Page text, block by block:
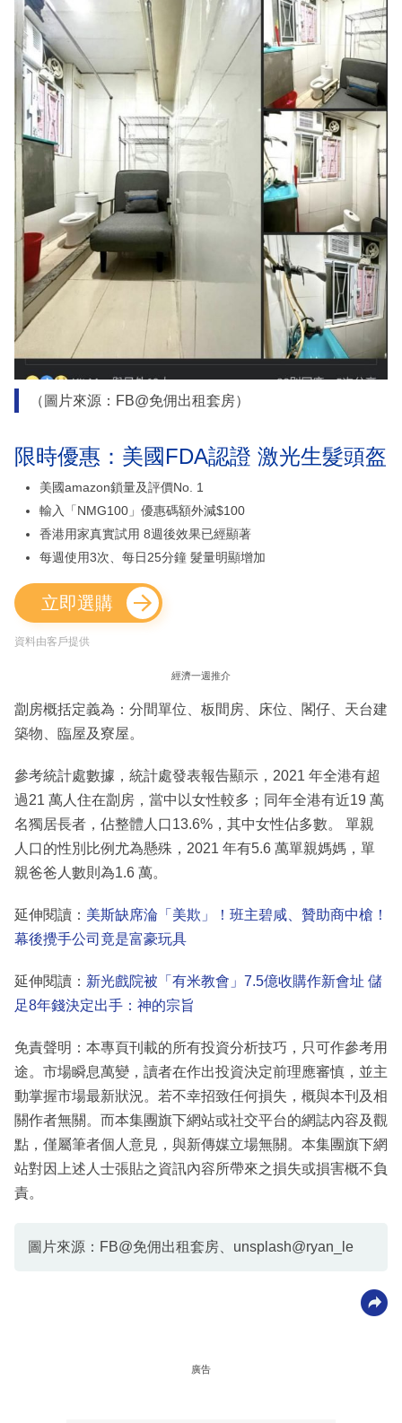
（圖片來源：FB@免佣出租套房）
限時優惠：美國FDA認證 激光生髮頭盔
美國amazon鎖量及評價No. 1
輸入「NMG100」優惠碼額外減$100
香港用家真實試用 8週後效果已經顯著
每週使用3次、每日25分鐘 髮量明顯增加
立即選購
資料由客戶提供
經濟一週推介
劏房概括定義為：分間單位、板間房、床位、閣仔、天台建
築物、臨屋及寮屋。
參考統計處數據，統計處發表報告顯示，2021 年全港有超
過21 萬人住在劏房，當中以女性較多；同年全港有近19 萬
名獨居長者，佔整體人口13.6%，其中女性佔多數。 單親
人口的性別比例尤為懸殊，2021 年有5.6 萬單親媽媽，單
親爸爸人數則為1.6 萬。
延伸閱讀： 美斯缺席淪「美欺」！班主碧咸、贊助商中槍！
幕後攪手公司竟是富豪玩具
延伸閱讀： 新光戲院被「有米教會」7.5億收購作新會址 儲
足8年錢決定出手：神的宗旨
免責聲明：本專頁刊載的所有投資分析技巧，只可作參考用
途。市場瞬息萬變，讀者在作出投資決定前理應審慎，並主
動掌握市場最新狀況。若不幸招致任何損失，概與本刊及相
關作者無關。而本集團旗下網站或社交平台的網誌內容及觀
點，僅屬筆者個人意見，與新傳媒立場無關。本集團旗下網
站對因上述人士張貼之資訊內容所帶來之損失或損害概不負
責。
圖片來源：FB@免佣出租套房、unsplash@ryan_le
廣告